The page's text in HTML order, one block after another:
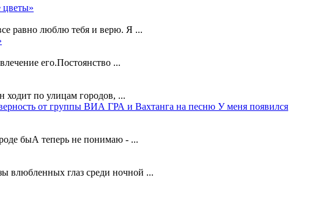
равно люблю тебя и верю. Я ...
его.Постоянство ...
ходит по улицам городов, ...
от группы ВИА ГРА и Вахтанга на песню У меня появился
быА теперь не понимаю - ...
влюбленных глаз среди ночной ...